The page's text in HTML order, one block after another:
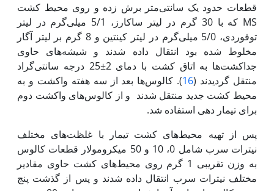
قطعات حدود یک سانتی‌متر برش زده و روی محیط کشت
MS که با 30 گرم در لیتر ساکارز، 5/1 میلی‌گرم در لیتر
توفوردی، 5/0 میلی‌گرم در لیتر کینتین و 8 گرم بر لیتر آگار
مخلوط شده بود انتقال داده شدند و شیشه‌های حاوی
جداکشت‌ها به اتاق کشت با دمای 2±25 درجه سانتی‌گراد
منتقل گردیدند (16). کالوس‌‌ها بعد از سه هفته واکشت و به
محیط کشت جدید منتقل شدند و از کالوس‌های واکشت دوم
برای تیمار دهی استفاده شد.
پس از تهیه محیط‌های کشت تیمار با غلظت‌های مختلف
نیترات سرب شامل 0، 10 و 50 میکرومولار قطعات کالوس
به وزن تقریبی 1 گرم روی محیط‌های کشت حاوی مقادیر
مختلف نیترات سرب انتقال داده شدند و پس از گذشت پنج